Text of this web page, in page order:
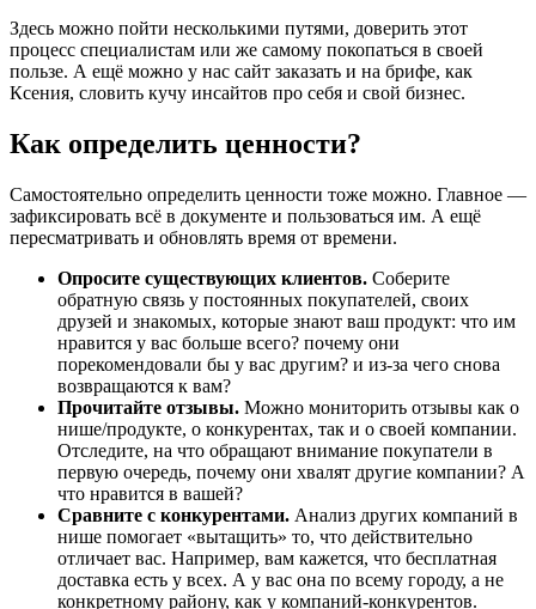
Здесь можно пойти несколькими путями, доверить этот
процесс специалистам или же самому покопаться в своей
пользе. А ещё можно у нас сайт заказать и на брифе, как
Ксения, словить кучу инсайтов про себя и свой бизнес.
Как определить ценности?
Самостоятельно определить ценности тоже можно. Главное —
зафиксировать всё в документе и пользоваться им. А ещё
пересматривать и обновлять время от времени.
Опросите существующих клиентов. Соберите
обратную связь у постоянных покупателей, своих
друзей и знакомых, которые знают ваш продукт: что им
нравится у вас больше всего? почему они
порекомендовали бы у вас другим? и из-за чего снова
возвращаются к вам?
Прочитайте отзывы. Можно мониторить отзывы как о
нише/продукте, о конкурентах, так и о своей компании.
Отследите, на что обращают внимание покупатели в
первую очередь, почему они хвалят другие компании? А
что нравится в вашей?
Сравните с конкурентами. Анализ других компаний в
нише помогает «вытащить» то, что действительно
отличает вас. Например, вам кажется, что бесплатная
доставка есть у всех. А у вас она по всему городу, а не
конкретному району, как у компаний-конкурентов.